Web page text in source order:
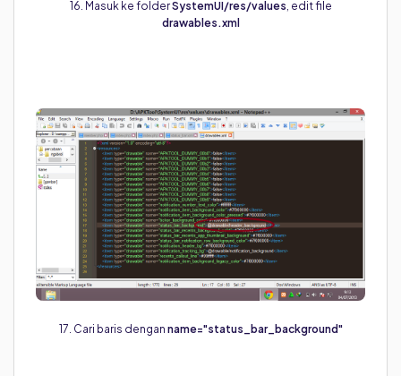
16. Masuk ke folderSystemUI/res/values, edit file
drawables.xml
17. Cari baris dengan name="status_bar_background"